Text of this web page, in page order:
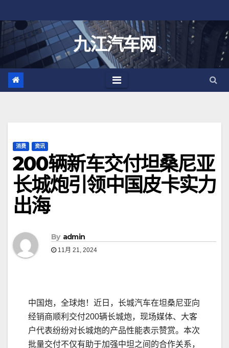
至
九江汽车网
消费 资讯
200辆新车交付坦桑尼亚
长城炮引领中国皮卡实力
出海
By admin
11月 21, 2024
中国炮，全球炮！近日，长城汽车在坦桑尼亚向
经销商顺利交付200辆长城炮，现场媒体、大客
户代表纷纷对长城炮的产品性能表示赞赏。本次
批量交付不仅有助于加强中坦之间的合作关系，